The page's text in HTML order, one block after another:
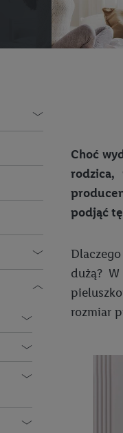
Choć
rodzica,
podjąć
dużą?
rozmiar